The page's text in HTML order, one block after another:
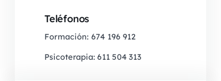
Teléfonos
Formación: 674 196 912
Psicoterapia: 611 504 313